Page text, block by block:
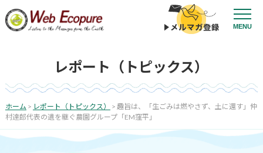
MENU
ン
キ
ッ
プ
レポート（トピックス）
ホーム > レポート（トピックス） > 趣旨は、「生ごみは燃やさず、土に還す」仲
村達郎代表の遺を継ぐ農園グループ「EM窪平」
投
稿
ー
シ
ョ
ン